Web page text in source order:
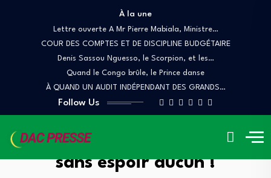
À la une
Lettre ouverte A Mr Pierre Mabiala, Ministre…
COUR DES COMPTES ET DE DISCIPLINE BUDGÉTAIRE
Denis Sassou Nguesso, le Scorpion, et les…
Quand le Congo brûle, le Prince danse
À QUAND UN AUDIT INDÉPENDANT DES GRANDS…
Follow Us
LE CONGO S’ENFONCE …
sans espoir aucun !